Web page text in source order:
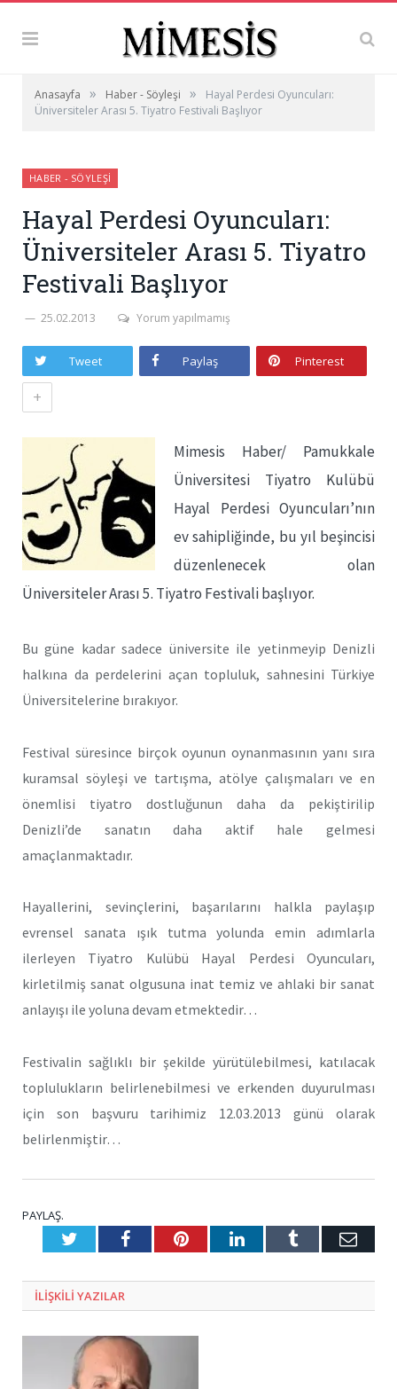
Anasayfa » Haber - Söyleşi »
Hayal Perdesi Oyuncuları:
Üniversiteler Arası 5. Tiyatro Festivali Başlıyor
HABER - SÖYLEŞI
Hayal Perdesi Oyuncuları:
Üniversiteler Arası 5. Tiyatro
Festivali Başlıyor
25.02.2013 Yorum yapılmamış
Tweet Paylaş Pinterest
+
Mimesis Haber/ Pamukkale
Üniversitesi Tiyatro Kulübü
Hayal Perdesi Oyuncuları’nın
ev sahipliğinde, bu yıl beşincisi
düzenlenecek olan
Üniversiteler Arası 5. Tiyatro Festivali başlıyor.
Bu güne kadar sadece üniversite ile yetinmeyip Denizli
halkına da perdelerini açan topluluk, sahnesini Türkiye
Üniversitelerine bırakıyor.
Festival süresince birçok oyunun oynanmasının yanı sıra
kuramsal söyleşi ve tartışma, atölye çalışmaları ve en
önemlisi tiyatro dostluğunun daha da pekiştirilip
Denizli’de sanatın daha aktif hale gelmesi
amaçlanmaktadır.
Hayallerini, sevinçlerini, başarılarını halkla paylaşıp
evrensel sanata ışık tutma yolunda emin adımlarla
ilerleyen Tiyatro Kulübü Hayal Perdesi Oyuncuları,
kirletilmiş sanat olgusuna inat temiz ve ahlaki bir sanat
anlayışı ile yoluna devam etmektedir…
Festivalin sağlıklı bir şekilde yürütülebilmesi, katılacak
toplulukların belirlenebilmesi ve erkenden duyurulması
için son başvuru tarihimiz 12.03.2013 günü olarak
belirlenmiştir…
PAYLAŞ.
TwitterFacebookPinterestLinkedInTumblr E-
ILIŞKILI YAZILAR